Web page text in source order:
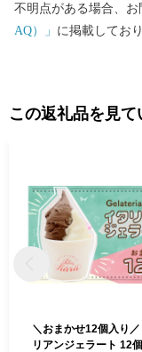
不明点がある場合、
AQ）」 に掲載してお
この返礼品を見
＼おまかせ12個入り／
リアンジェラート 12